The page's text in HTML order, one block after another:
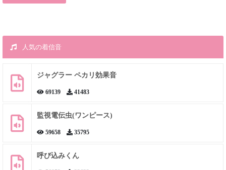
人気の着信音
ジャグラー ペカリ効果音
69139 41483
監視電伝虫(ワンピース)
59658 35795
呼び込みくん